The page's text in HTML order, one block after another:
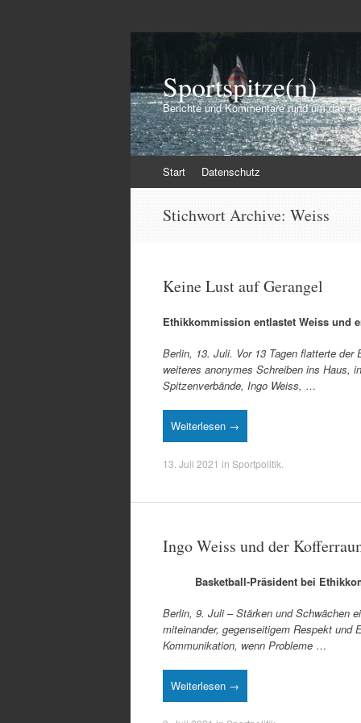
Sportspitze(n)
Berichte und Kommentare rund um das
Inhalt
Start Datenschutz
Stichwort Archive: Weiss
Keine Lust auf Gerangel
Ethikkommission entlastet Weiss und
Berlin, 13. Juli. Vor 13 Tagen flatterte
weiteres anonymes Schreiben ins Haus,
Spitzenverbände, Ingo Weiss, …
Weiterlesen →
13. Juli 2021 in Sportpolitik
Ingo Weiss und der
Basketball-Präsident bei
Berlin, 9. Juli – Stärken und Schwächen
miteinander, gegenseitigem Respekt und
Kommunikation, wenn Probleme …
Weiterlesen →